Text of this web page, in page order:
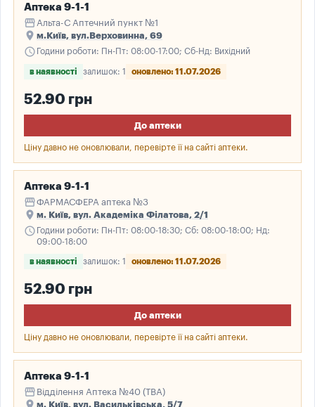
Аптека 9-1-1
storefront Альта-С Аптечний пункт №1
place м.Київ, вул.Верховинна, 69
schedule Години роботи: Пн-Пт: 08:00-17:00; Сб-Нд: Вихідний
в наявності залишок: 1 оновлено: 11.07.2026
52.90 грн
До аптеки
Ціну давно не оновлювали, перевірте її на сайті аптеки.
Аптека 9-1-1
storefrontФАРМАСФЕРА аптека №3
place м. Київ, вул. Академiка Фiлатова, 2/1
schedule Години роботи: Пн-Пт: 08:00-18:30; Сб: 08:00-18:00; Нд:
09:00-18:00
в наявності залишок: 1 оновлено: 11.07.2026
52.90 грн
До аптеки
Ціну давно не оновлювали, перевірте її на сайті аптеки.
Аптека 9-1-1
storefront Відділення Аптека №40 (ТВА)
place м. Київ, вул. Васильківська, 5/7